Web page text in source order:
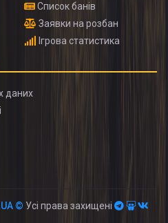
Список банів
Заявки на розбан
Ігрова статистика
даних
© Усі права захищені